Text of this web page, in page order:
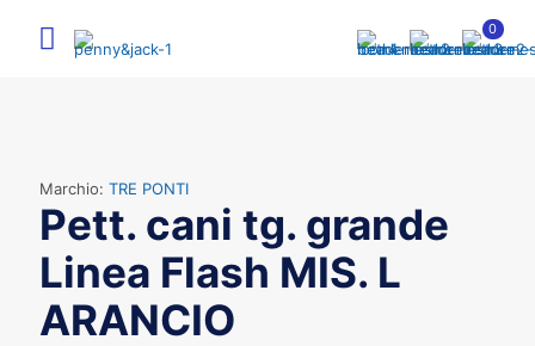
0
Marchio: TRE PONTI
Pett. cani tg. grande
Linea Flash MIS. L
ARANCIO